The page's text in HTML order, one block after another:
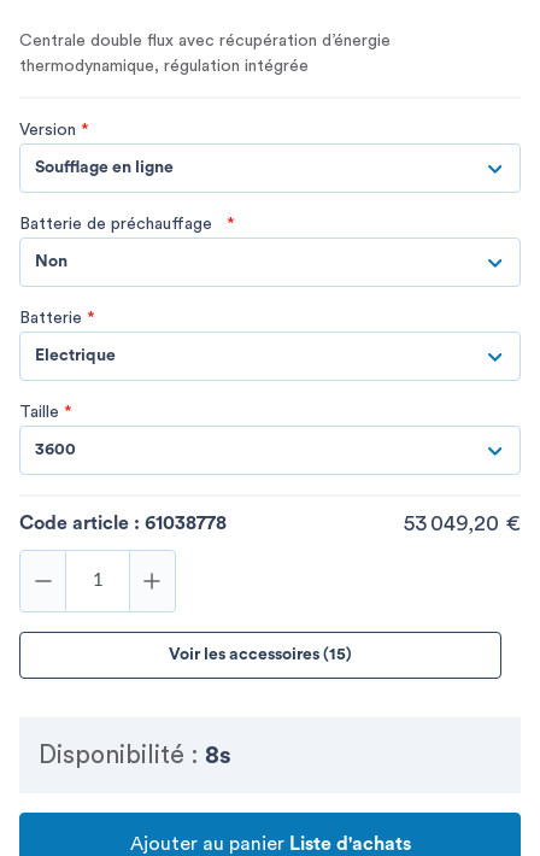
Centrale double flux avec récupération d’énergie
thermodynamique, régulation intégrée
Version *
Soufflage en ligne
Batterie de préchauffage *
Non
Batterie *
Electrique
Taille *
3600
Code article : 61038778 53 049,20 €
Voir les accessoires (15)
Disponibilité : 8s
Ajouter au panierListe d'achats